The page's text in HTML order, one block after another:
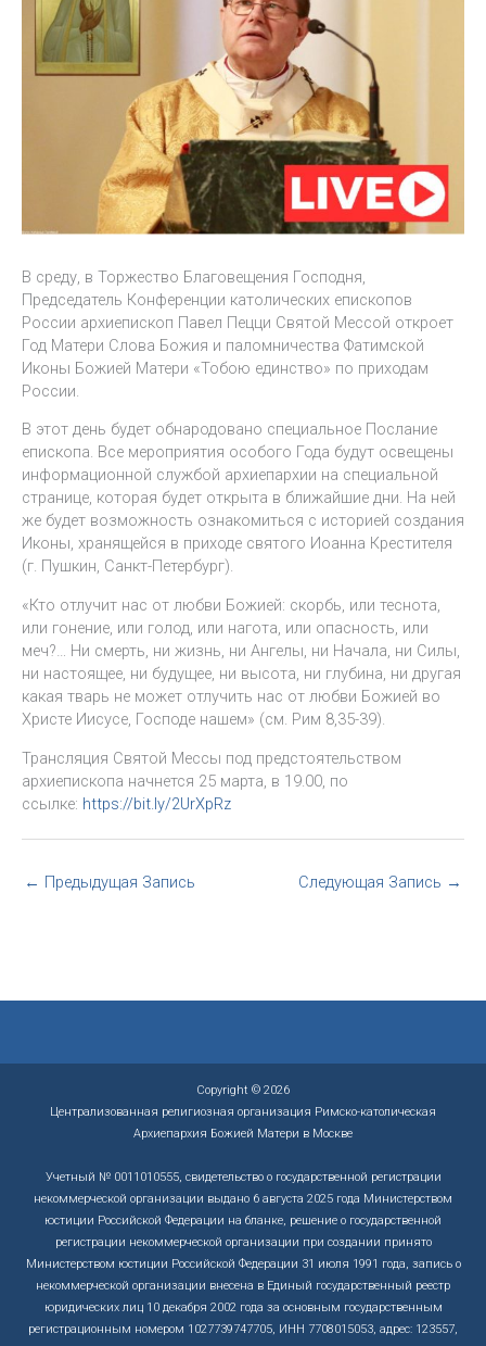
В среду, в Торжество Благовещения Господня,
Председатель Конференции католических епископов
России архиепископ Павел Пецци Святой Мессой откроет
Год Матери Слова Божия и паломничества Фатимской
Иконы Божией Матери «Тобою единство» по приходам
России.
В этот день будет обнародовано специальное Послание
епископа. Все мероприятия особого Года будут освещены
информационной службой архиепархии на специальной
странице, которая будет открыта в ближайшие дни. На ней
же будет возможность ознакомиться с историей создания
Иконы, хранящейся в приходе святого Иоанна Крестителя
(г. Пушкин, Санкт-Петербург).
«Кто отлучит нас от любви Божией: скорбь, или теснота,
или гонение, или голод, или нагота, или опасность, или
меч?… Ни смерть, ни жизнь, ни Ангелы, ни Начала, ни Силы,
ни настоящее, ни будущее, ни высота, ни глубина, ни другая
какая тварь не может отлучить нас от любви Божией во
Христе Иисусе, Господе нашем» (см. Рим 8,35-39).
Трансляция Святой Мессы под предстоятельством
архиепископа начнется 25 марта, в 19.00, по
ссылке: https://bit.ly/2UrXpRz
← Предыдущая Запись Следующая Запись →
Copyright © 2026
Централизованная религиозная организация Римско-католическая
Архиепархия Божией Матери в Москве
Учетный № 0011010555, свидетельство о государственной регистрации
некоммерческой организации выдано 6 августа 2025 года Министерством
юстиции Российской Федерации на бланке, решение о государственной
регистрации некоммерческой организации при создании принято
Министерством юстиции Российской Федерации 31 июля 1991 года, запись о
некоммерческой организации внесена в Единый государственный реестр
юридических лиц 10 декабря 2002 года за основным государственным
регистрационным номером 1027739747705, ИНН 7708015053, адрес: 123557,